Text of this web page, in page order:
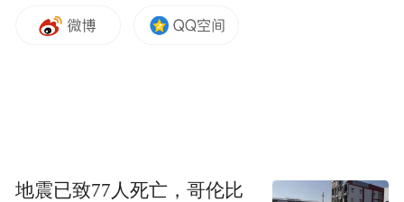
善征纳互动机制，通过多种形式收集大家对
地震已致77人死亡，哥伦比